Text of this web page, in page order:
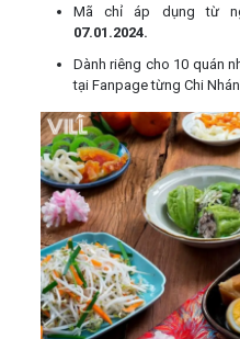
Mã chỉ áp dụng từ
07.01.2024.
Dành riêng cho 10 quán
tại Fanpage từng Chi